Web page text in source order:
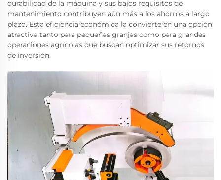
durabilidad de la máquina y sus bajos requisitos de
mantenimiento contribuyen aún más a los ahorros a largo
plazo. Esta eficiencia económica la convierte en una opción
atractiva tanto para pequeñas granjas como para grandes
operaciones agrícolas que buscan optimizar sus retornos
de inversión.